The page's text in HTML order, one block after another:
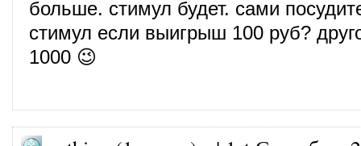
больше. стимул будет. сами
стимул если выигрыш 100 руб?
1000 😉